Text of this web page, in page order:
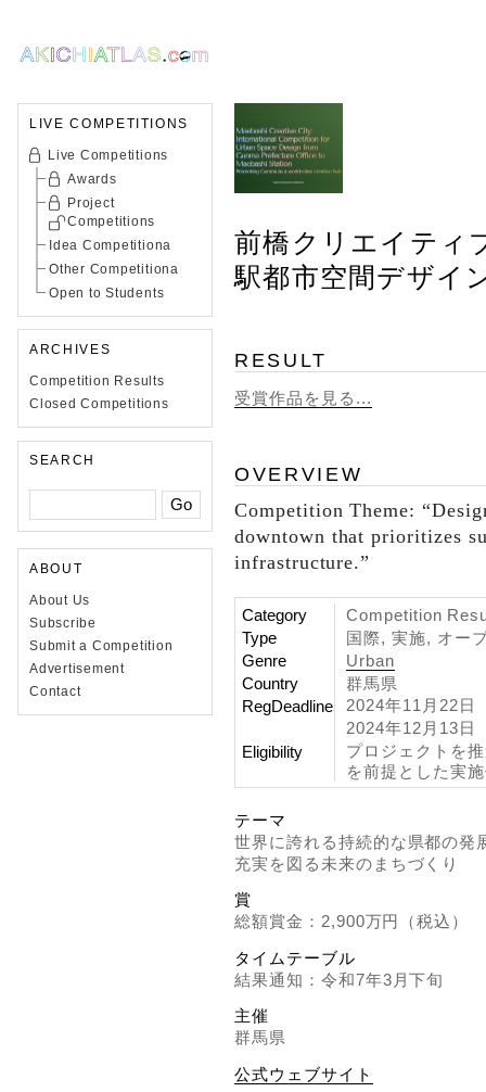
LIVE COMPETITIONS
Live Competitions
Awards
Project
Competitions
Idea Competitiona
Other Competitiona
Open to Students
ARCHIVES
Competition Results
Closed Competitions
SEARCH
ABOUT
About Us
Subscribe
Submit a Competition
Advertisement
Contact
前橋クリエイティ
駅都市空間デザイ
RESULT
受賞作品を見る...
OVERVIEW
Competition Theme:
downtown that prioritizes
infrastructure.”
Category
Competition
Type
国際, 実施, オー
Genre
Urban
Country
群馬県
RegDeadline
2024年11月22日
2024年12月13日
Eligibility
プロジェクトを
を前提とした実
テーマ
世界に誇れる持続的な県都の発
充実を図る未来のまちづくり
賞
総額賞金：2,900万円（税込）
タイムテーブル
結果通知：令和7年3月下旬
主催
群馬県
公式ウェブサイト